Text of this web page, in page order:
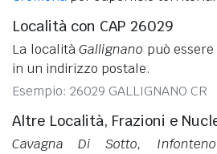
Località con CAP 26029
La localitàGallignano può
in un indirizzo postale.
Esempio: 26029 GALLIGNANO CR
Altre Località, Frazioni e
Cavagna Di Sotto,